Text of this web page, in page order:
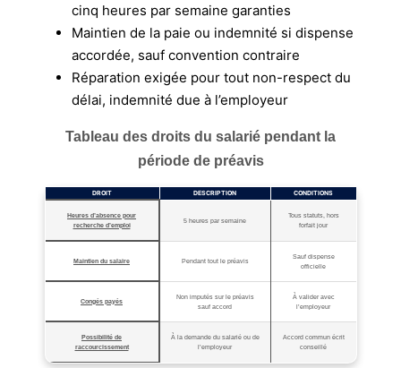
cinq heures par semaine garanties
Maintien de la paie ou indemnité si dispense
accordée, sauf convention contraire
Réparation exigée pour tout non-respect du
délai, indemnité due à l’employeur
Tableau des droits du salarié pendant la
période de préavis
DROIT DESCRIPTION CONDITIONS
Heures d’absence pour
recherche d’emploi
5 heures par semaine
Tous statuts, hors
forfait jour
Maintien du salaire Pendant tout le préavis
Sauf dispense
officielle
Congés payés
Non imputés sur le préavis
sauf accord
À valider avec
l’employeur
Possibilité de
raccourcissement
À la demande du salarié ou de
l’employeur
Accord commun écrit
conseillé